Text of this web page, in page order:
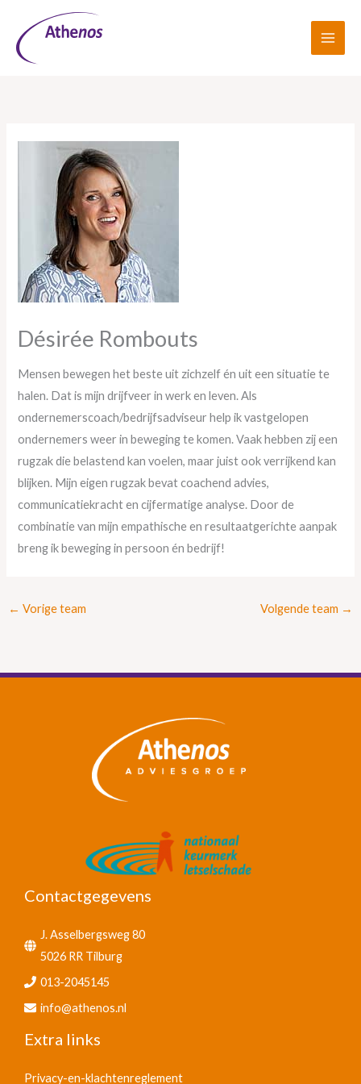
naar
Désirée Rombouts
Mensen bewegen het beste uit zichzelf én uit een situatie te
halen. Dat is mijn drijfveer in werk en leven. Als
ondernemerscoach/bedrijfsadviseur help ik vastgelopen
ondernemers weer in beweging te komen. Vaak hebben zij een
rugzak die belastend kan voelen, maar juist ook verrijkend kan
blijken. Mijn eigen rugzak bevat coachend advies,
communicatiekracht en cijfermatige analyse. Door de
combinatie van mijn empathische en resultaatgerichte aanpak
breng ik beweging in persoon én bedrijf!
← Vorige team Volgende team →
Contactgegevens
J. Asselbergsweg 80
5026 RR Tilburg
013-2045145
info@athenos.nl
Extra links
Privacy-en-klachtenreglement